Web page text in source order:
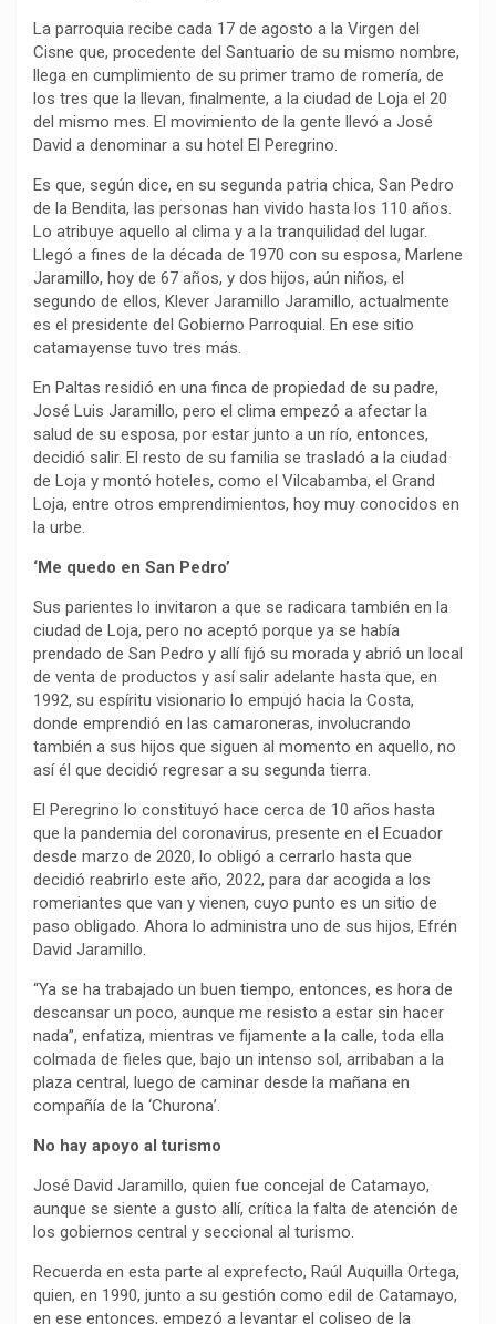
La parroquia recibe cada 17 de agosto a la Virgen del
Cisne que, procedente del Santuario de su mismo nombre,
llega en cumplimiento de su primer tramo de romería, de
los tres que la llevan, finalmente, a la ciudad de Loja el 20
del mismo mes. El movimiento de la gente llevó a José
David a denominar a su hotel El Peregrino.
Es que, según dice, en su segunda patria chica, San Pedro
de la Bendita, las personas han vivido hasta los 110 años.
Lo atribuye aquello al clima y a la tranquilidad del lugar.
Llegó a fines de la década de 1970 con su esposa, Marlene
Jaramillo, hoy de 67 años, y dos hijos, aún niños, el
segundo de ellos, Klever Jaramillo Jaramillo, actualmente
es el presidente del Gobierno Parroquial. En ese sitio
catamayense tuvo tres más.
En Paltas residió en una finca de propiedad de su padre,
José Luis Jaramillo, pero el clima empezó a afectar la
salud de su esposa, por estar junto a un río, entonces,
decidió salir. El resto de su familia se trasladó a la ciudad
de Loja y montó hoteles, como el Vilcabamba, el Grand
Loja, entre otros emprendimientos, hoy muy conocidos en
la urbe.
‘Me quedo en San Pedro’
Sus parientes lo invitaron a que se radicara también en la
ciudad de Loja, pero no aceptó porque ya se había
prendado de San Pedro y allí fijó su morada y abrió un local
de venta de productos y así salir adelante hasta que, en
1992, su espíritu visionario lo empujó hacia la Costa,
donde emprendió en las camaroneras, involucrando
también a sus hijos que siguen al momento en aquello, no
así él que decidió regresar a su segunda tierra.
El Peregrino lo constituyó hace cerca de 10 años hasta
que la pandemia del coronavirus, presente en el Ecuador
desde marzo de 2020, lo obligó a cerrarlo hasta que
decidió reabrirlo este año, 2022, para dar acogida a los
romeriantes que van y vienen, cuyo punto es un sitio de
paso obligado. Ahora lo administra uno de sus hijos, Efrén
David Jaramillo.
“Ya se ha trabajado un buen tiempo, entonces, es hora de
descansar un poco, aunque me resisto a estar sin hacer
nada”, enfatiza, mientras ve fijamente a la calle, toda ella
colmada de fieles que, bajo un intenso sol, arribaban a la
plaza central, luego de caminar desde la mañana en
compañía de la ‘Churona’.
No hay apoyo al turismo
José David Jaramillo, quien fue concejal de Catamayo,
aunque se siente a gusto allí, crítica la falta de atención de
los gobiernos central y seccional al turismo.
Recuerda en esta parte al exprefecto, Raúl Auquilla Ortega,
quien, en 1990, junto a su gestión como edil de Catamayo,
en ese entonces, empezó a levantar el coliseo de la